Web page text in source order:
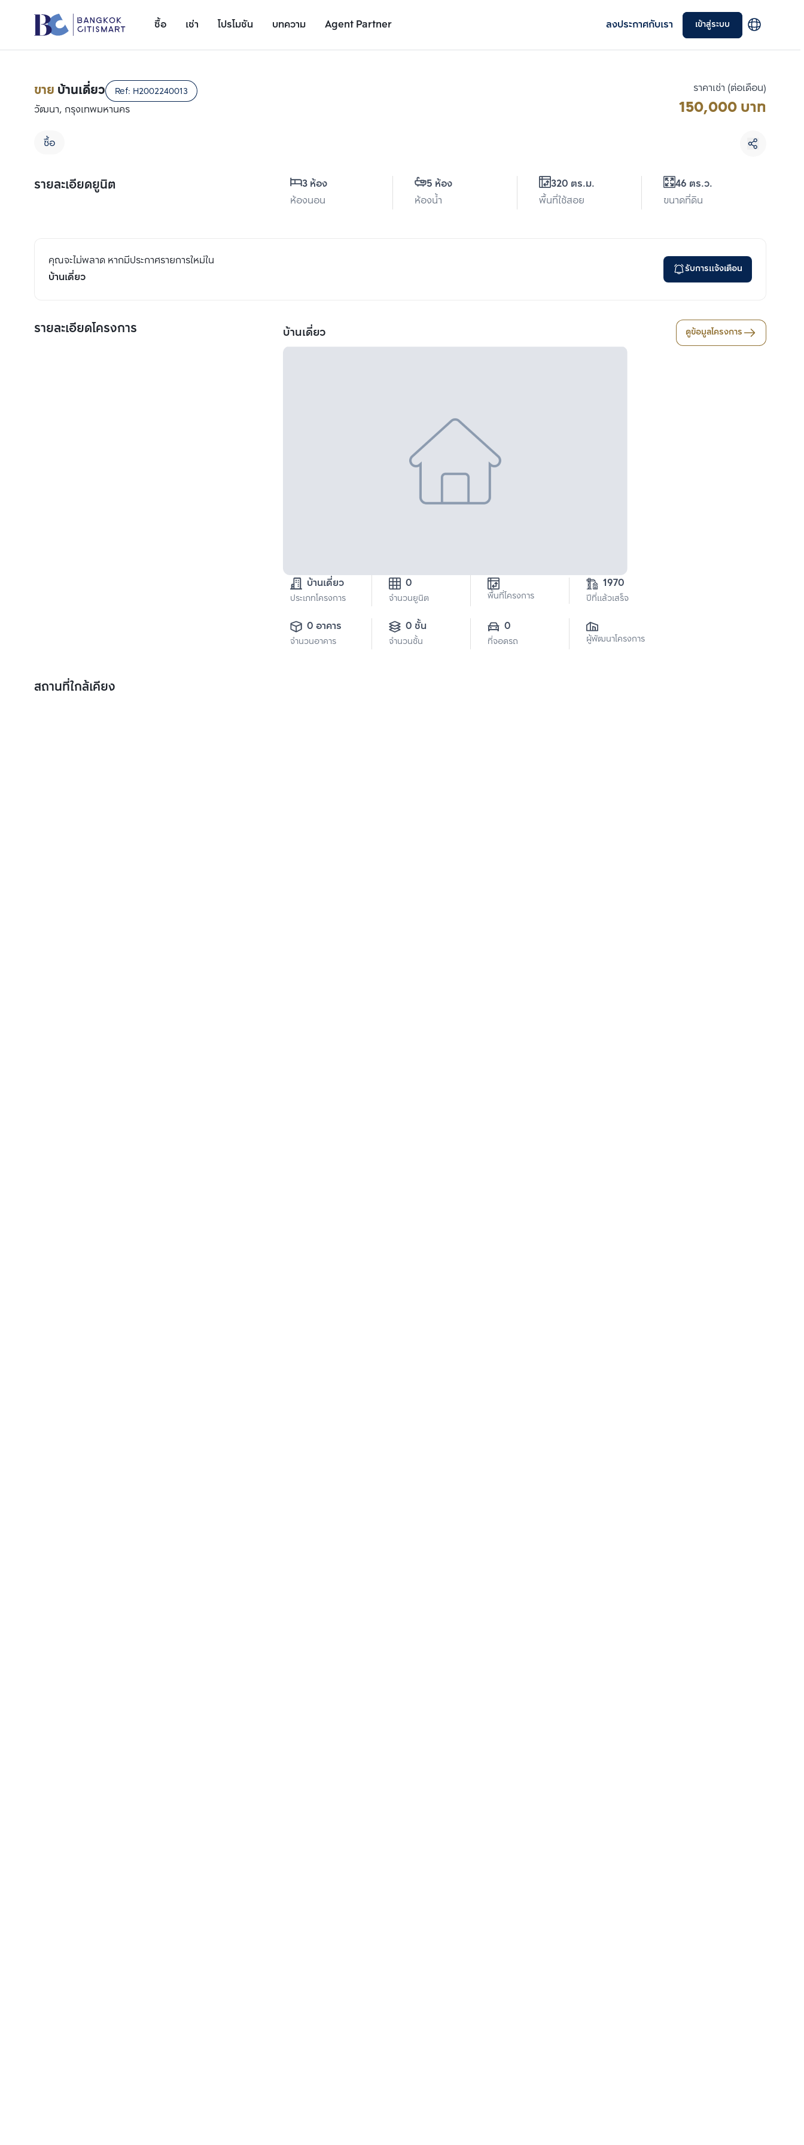
ซื้อ เช่า โปรโมชัน บทความ Agent Partner ลงประกาศกับเรา เข้าสู่ระบบ
รายละเอียดยูนิต
ขาย บ้านเดี่ยว Ref: H2002240013
วัฒนา, กรุงเทพมหานคร
ซื้อ
ราคาเช่า (ต่อเดือน)
150,000 บาท
รายละเอียดยูนิต
3 ห้อง
ห้องนอน
5 ห้อง
ห้องน้ำ
320 ตร.ม.
พื้นที่ใช้สอย
46 ตร.ว.
ขนาดที่ดิน
คุณจะไม่พลาด หากมีประกาศรายการใหม่ใน
บ้านเดี่ยว
รับการแจ้งเตือน
รายละเอียดโครงการ บ้านเดี่ยว ดูข้อมูลโครงการ
บ้านเดี่ยว
ประเภทโครงการ
0
จำนวนยูนิต พื้นที่โครงการ
1970
ปีที่แล้วเสร็จ
0 อาคาร
จำนวนอาคาร
0 ชั้น
จำนวนชั้น
0
ที่จอดรถ ผู้พัฒนาโครงการ
สถานที่ใกล้เคียง
เพิ่มยูนิตเปรียบเทียบ
เพิ่มยูนิตเปรียบเทียบ
เลือกยูนิตเพื่อเปรียบเทียบ
เลือกได้สูงสุด 3 รายการ